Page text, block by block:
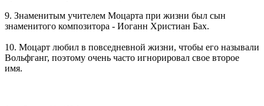
9. Знаменитым учителем Моцарта при жизни был сын
знаменитого композитора - Иоганн Христиан Бах.
10. Моцарт любил в повседневной жизни, чтобы его называли
Вольфганг, поэтому очень часто игнорировал свое второе
имя.